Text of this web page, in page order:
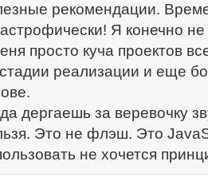
рекомендации.
Я конечно
просто куча проектов
реализации и еще
дергаешь за веревочку
Это не флэш. Это
не хочется